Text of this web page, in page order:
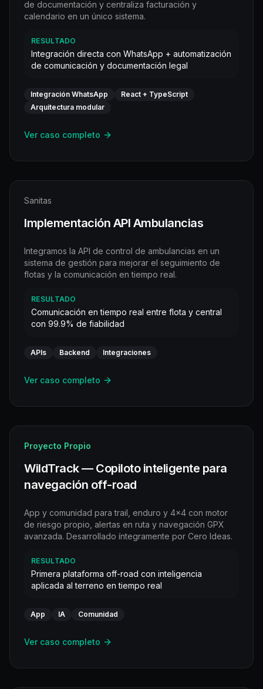
de documentación y centraliza facturación y
calendario en un único sistema.
RESULTADO
Integración directa con WhatsApp + automatización
de comunicación y documentación legal
Integración WhatsApp
React + TypeScript
Arquitectura modular
Ver caso completo
Sanitas
Implementación API Ambulancias
Integramos la API de control de ambulancias en un
sistema de gestión para mejorar el seguimiento de
flotas y la comunicación en tiempo real.
RESULTADO
Comunicación en tiempo real entre flota y central
con 99.9% de fiabilidad
APIs Backend Integraciones
Ver caso completo
Proyecto Propio
WildTrack — Copiloto inteligente para
navegación off-road
App y comunidad para trail, enduro y 4x4 con motor
de riesgo propio, alertas en ruta y navegación GPX
avanzada. Desarrollado íntegramente por Cero Ideas.
RESULTADO
Primera plataforma off-road con inteligencia
aplicada al terreno en tiempo real
App IA Comunidad
Ver caso completo